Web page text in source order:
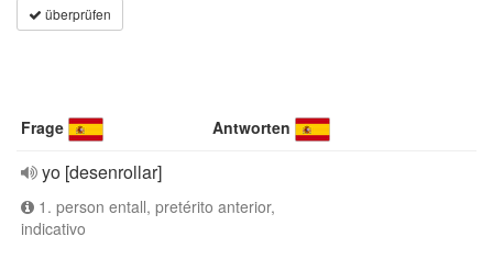
überprüfen
Frage Antworten
yo [desenrollar]
1. person entall, pretérito anterior,
indicativo